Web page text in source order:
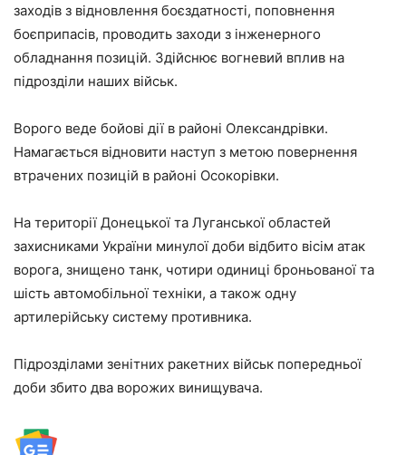
заходів з відновлення боєздатності, поповнення
боєприпасів, проводить заходи з інженерного
обладнання позицій. Здійснює вогневий вплив на
підрозділи наших військ.
Ворого веде бойові дії в районі Олександрівки.
Намагається відновити наступ з метою повернення
втрачених позицій в районі Осокорівки.
На території Донецької та Луганської областей
захисниками України минулої доби відбито вісім атак
ворога, знищено танк, чотири одиниці броньованої та
шість автомобільної техніки, а також одну
артилерійську систему противника.
Підрозділами зенітних ракетних військ попередньої
доби збито два ворожих винищувача.